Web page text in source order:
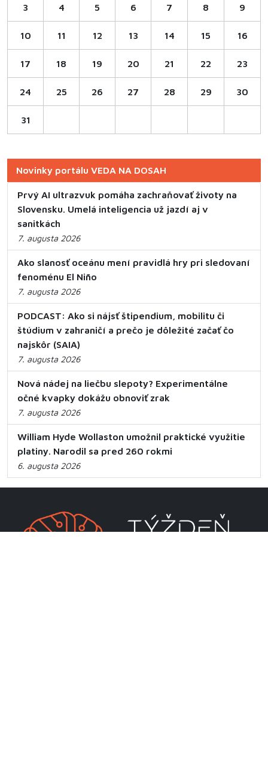
3 4 5 6 7 8 9
10 11 12 13 14 15 16
17 18 19 20 21 22 23
24 25 26 27 28 29 30
31
Novinky portálu VEDA NA DOSAH
Prvý AI ultrazvuk pomáha zachraňovať životy na
Slovensku. Umelá inteligencia už jazdí aj v
sanitkách
7. augusta 2026
Ako slanosť oceánu mení pravidlá hry pri sledovaní
fenoménu El Niño
7. augusta 2026
PODCAST: Ako si nájsť štipendium, mobilitu či
štúdium v zahraničí a prečo je dôležité začať čo
najskôr (SAIA)
7. augusta 2026
Nová nádej na liečbu slepoty? Experimentálne
očné kvapky dokážu obnoviť zrak
7. augusta 2026
William Hyde Wollaston umožnil praktické využitie
platiny. Narodil sa pred 260 rokmi
6. augusta 2026